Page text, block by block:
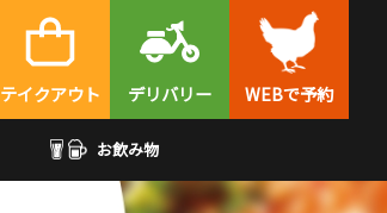
テイクアウト デリバリー WEBで予約
お飲み物